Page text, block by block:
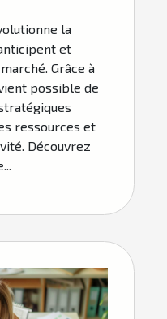
la
et
Grâce à
possible de
ressources et
Découvrez